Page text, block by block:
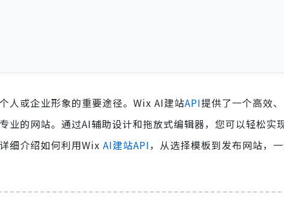
人或企业形象的重要途径。Wix AI建站API提供了一个高效
业的网站。通过AI辅助设计和拖放式编辑器，您可以轻松实
细介绍如何利用Wix AI建站API，从选择模板到发布网站，